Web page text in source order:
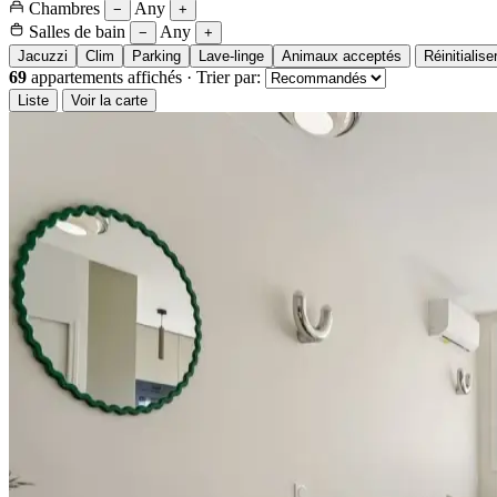
Chambres − Any +
Salles de bain − Any
+
Jacuzzi
Clim Parking Lave-linge Animaux acceptés Réinitialiser
69 appartements affichés · Trier par:
Liste Voir la carte